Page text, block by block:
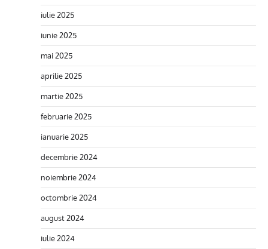
iulie 2025
iunie 2025
mai 2025
aprilie 2025
martie 2025
februarie 2025
ianuarie 2025
decembrie 2024
noiembrie 2024
octombrie 2024
august 2024
iulie 2024